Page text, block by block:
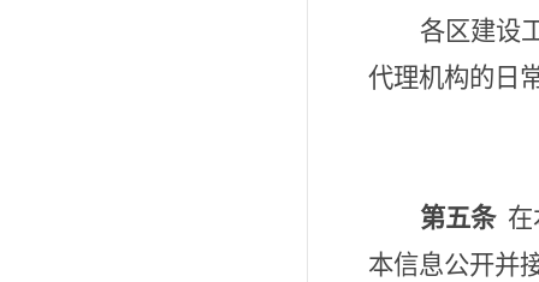
各区建设
代理机构的日
第五条
本信息公开并